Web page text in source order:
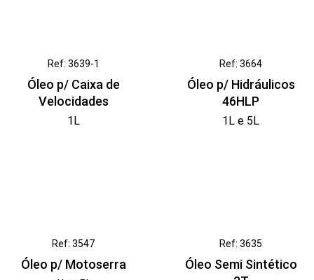
Ref: 3639-1
Óleo p/ Caixa de
Velocidades
1L
Ref: 3664
Óleo p/ Hidráulicos
46HLP
1L e 5L
Ref: 3547
Óleo p/ Motoserra
Ref: 3635
Óleo Semi Sintético